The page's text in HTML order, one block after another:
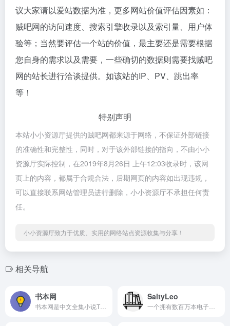
议大家请以爱站数据为准，更多网站价值评估因素如：
贼吧网的访问速度、搜索引擎收录以及索引量、用户体
验等；当然要评估一个站的价值，最主要还是需要根据
您自身的需求以及需要，一些确切的数据则需要找贼吧
网的站长进行洽谈提供。如该站的IP、PV、跳出率
等！
特别声明
本站小小资源厅提供的贼吧网都来源于网络，不保证外部链接
的准确性和完整性，同时，对于该外部链接的指向，不由小小
资源厅实际控制，在2019年8月26日 上午12:03收录时，该网
页上的内容，都属于合规合法，后期网页的内容如出现违规，
可以直接联系网站管理员进行删除，小小资源厅不承担任何责
任。
小小资源厅致力于优质、实用的网络站点资源收集与分享！
相关导航
书本网 SaltyLeo